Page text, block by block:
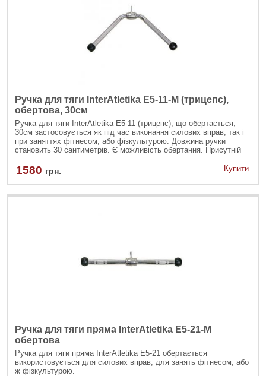
Ручка для тяги InterAtletika E5-11-M (трицепс),
обертова, 30см
Ручка для тяги InterAtletika Е5-11 (трицепс), що обертається,
30см застосовується як під час виконання силових вправ, так і
при заняттях фітнесом, або фізкультурою. Довжина ручки
становить 30 сантиметрів. Є можливість обертання. Присутній
1580 грн. Купити
Ручка для тяги пряма InterAtletika E5-21-M
обертова
Ручка для тяги пряма InterAtletika Е5-21 обертається
використовується для силових вправ, для занять фітнесом, або
ж фізкультурою.